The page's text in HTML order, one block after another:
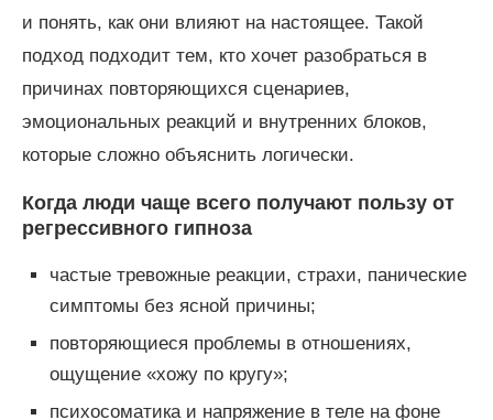
и понять, как они влияют на настоящее. Такой
подход подходит тем, кто хочет разобраться в
причинах повторяющихся сценариев,
эмоциональных реакций и внутренних блоков,
которые сложно объяснить логически.
Когда люди чаще всего получают пользу от
регрессивного гипноза
частые тревожные реакции, страхи, панические
симптомы без ясной причины;
повторяющиеся проблемы в отношениях,
ощущение «хожу по кругу»;
психосоматика и напряжение в теле на фоне